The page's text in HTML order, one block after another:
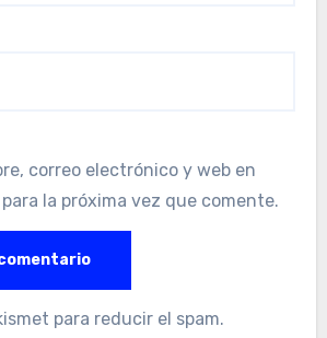
correo electrónico y web en
la próxima vez que comente.
para reducir el spam.